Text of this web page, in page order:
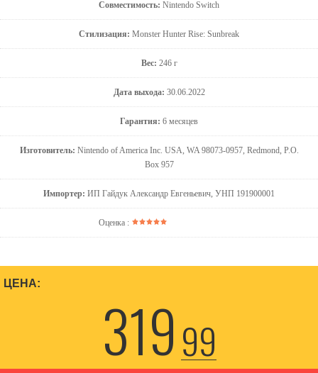
Совместимость: Nintendo Switch
Стилизация: Monster Hunter Rise: Sunbreak
Вес: 246 г
Дата выхода: 30.06.2022
Гарантия: 6 месяцев
Изготовитель: Nintendo of America Inc. USA, WA 98073-0957, Redmond, P.O.
Box 957
Импортер: ИП Гайдук Александр Евгеньевич, УНП 191900001
Оценка :
ЦЕНА:
31999